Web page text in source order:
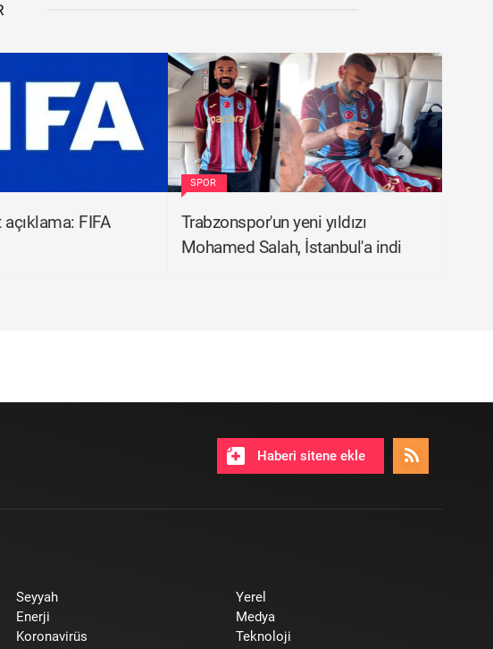
açıklama: FIFA
SPOR
Trabzonspor'un yeni yıldızı
Mohamed Salah, İstanbul'a indi
Haberi sitene ekle
Seyyah
Enerji
Koronavirüs
Yerel
Medya
Teknoloji